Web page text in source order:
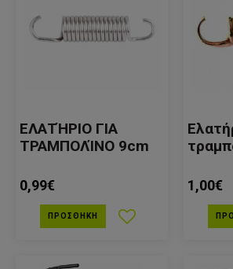
ΕΛΑΤΉΡΙΟ ΓΙΑ
ΤΡΑΜΠΟΛΊΝΟ 9cm
0,99€
ΠΡΟΣΘΉΚΗ
1,00€